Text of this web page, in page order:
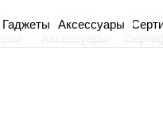
Аксессуары
Гаджеты